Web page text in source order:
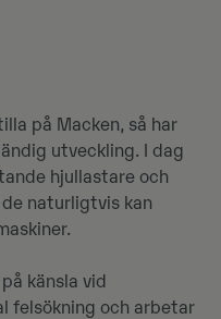
på Macken, så har
utveckling. I dag
hjullastare och
naturligtvis kan
känsla vid
felsökning och arbetar